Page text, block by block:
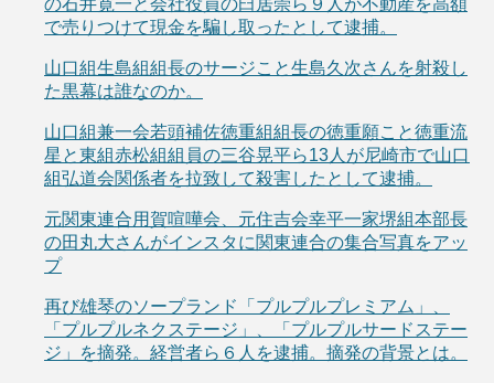
の石井寛一と会社役員の臼居崇ら９人が不動産を高額
で売りつけて現金を騙し取ったとして逮捕。
山口組生島組組長のサージこと生島久次さんを射殺し
た黒幕は誰なのか。
山口組兼一会若頭補佐徳重組組長の徳重願こと徳重流
星と東組赤松組組員の三谷晃平ら13人が尼崎市で山口
組弘道会関係者を拉致して殺害したとして逮捕。
元関東連合用賀喧嘩会、元住吉会幸平一家堺組本部長
の田丸大さんがインスタに関東連合の集合写真をアッ
プ
再び雄琴のソープランド「プルプルプレミアム」、
「プルプルネクステージ」、「プルプルサードステー
ジ」を摘発。経営者ら６人を逮捕。摘発の背景とは。